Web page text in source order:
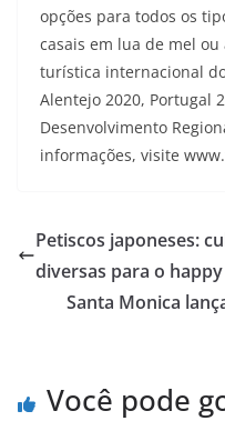
opções para todos os
casais em lua de mel
turística internacional
Alentejo 2020, Portugal
Desenvolvimento
informações, visite
Petiscos japoneses:
diversas para o
Santa Monica
Você pode